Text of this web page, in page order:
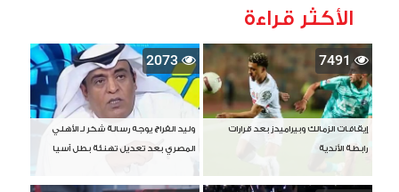
الأكثر قراءة
7491
إيقافات الزمالك وبيراميدز بعد قرارات
رابطة الأندية
2073
وليد الفراج يوجه رسالة شكر لـ الأهلي
المصري بعد تعديل تهنئة بطل آسيا